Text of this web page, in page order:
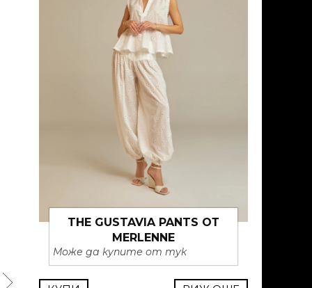
THE GUSTAVIA PANTS ОТ
MERLENNE
Може да купите от тук